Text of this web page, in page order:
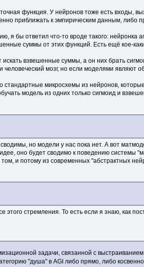
функция. У нейронов тоже есть входы,
приближать к эмпирическим данным, либо
я бы ответил что-то вроде такого: нейронка
суммы от этих функций. Есть ещё кое-
взвешенные суммы, а он них брать
мозг, но если моделями являют
стандартные микросхемы из нейронов,
модель из одних только сигмоид и
но модели у нас пока нет. А вот
оно будет сводимо к поведению системы
и потому из современных "абстрактных
стремления. То есть если я знаю, как
задачи, связанной с
"душа" в AGI либо прямо, либо